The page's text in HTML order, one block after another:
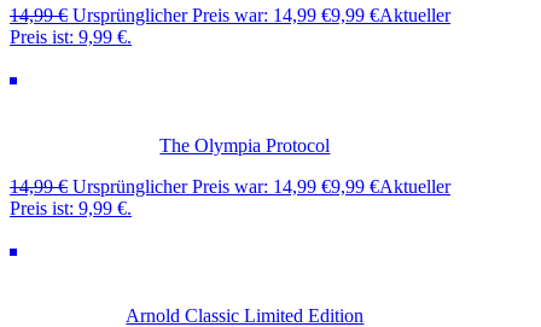
14,99€ Ursprünglicher Preis war: 14,99 €9,99 €Aktueller
Preis ist: 9,99 €.
The Olympia Protocol
14,99€ Ursprünglicher Preis war: 14,99 €9,99 €Aktueller
Preis ist: 9,99 €.
Arnold Classic Limited Edition